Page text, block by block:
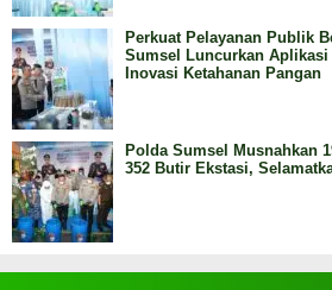
Perkuat Pelayanan Publik
Sumsel Luncurkan Aplikasi
Inovasi Ketahanan Pangan
Polda Sumsel Musnahkan
352 Butir Ekstasi,